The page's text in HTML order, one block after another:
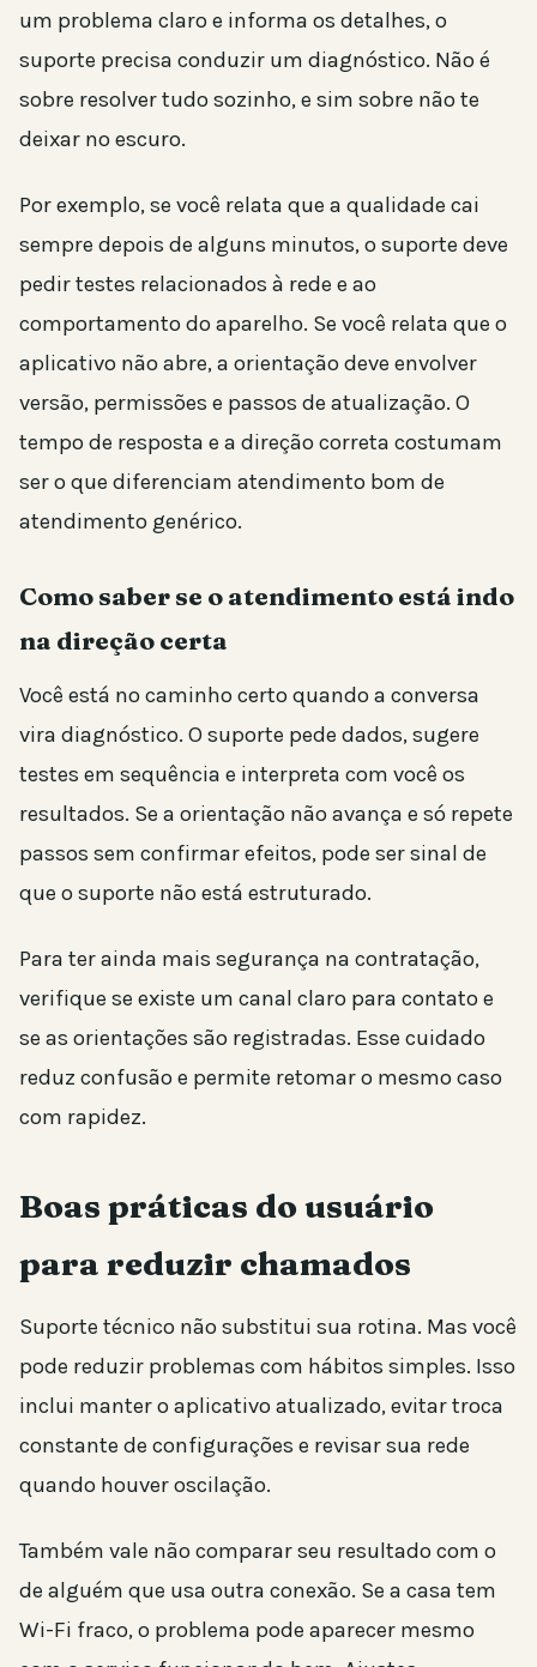
um problema claro e informa os detalhes, o
suporte precisa conduzir um diagnóstico. Não é
sobre resolver tudo sozinho, e sim sobre não te
deixar no escuro.
Por exemplo, se você relata que a qualidade cai
sempre depois de alguns minutos, o suporte deve
pedir testes relacionados à rede e ao
comportamento do aparelho. Se você relata que o
aplicativo não abre, a orientação deve envolver
versão, permissões e passos de atualização. O
tempo de resposta e a direção correta costumam
ser o que diferenciam atendimento bom de
atendimento genérico.
Como saber se o atendimento está indo
na direção certa
Você está no caminho certo quando a conversa
vira diagnóstico. O suporte pede dados, sugere
testes em sequência e interpreta com você os
resultados. Se a orientação não avança e só repete
passos sem confirmar efeitos, pode ser sinal de
que o suporte não está estruturado.
Para ter ainda mais segurança na contratação,
verifique se existe um canal claro para contato e
se as orientações são registradas. Esse cuidado
reduz confusão e permite retomar o mesmo caso
com rapidez.
Boas práticas do usuário
para reduzir chamados
Suporte técnico não substitui sua rotina. Mas você
pode reduzir problemas com hábitos simples. Isso
inclui manter o aplicativo atualizado, evitar troca
constante de configurações e revisar sua rede
quando houver oscilação.
Também vale não comparar seu resultado com o
de alguém que usa outra conexão. Se a casa tem
Wi-Fi fraco, o problema pode aparecer mesmo